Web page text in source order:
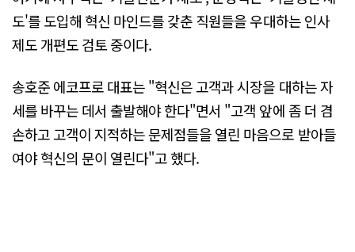
도'를 도입해 혁신 마인드를 갖춘 직원들을 우대하는 인사
제도 개편도 검토 중이다.
송호준 에코프로 대표는 "혁신은 고객과 시장을 대하는 자
세를 바꾸는 데서 출발해야 한다"면서 "고객 앞에 좀 더 겸
손하고 고객이 지적하는 문제점들을 열린 마음으로 받아들
여야 혁신의 문이 열린다"고 했다.